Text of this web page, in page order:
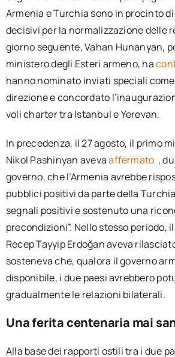
Armenia e Turchia sono in procinto
decisivi per la normalizzazione delle
giorno seguente, Vahan Hunanyan,
ministero degli Esteri armeno, ha
hanno nominato inviati speciali
direzione e concordato
voli charter tra Istanbul e Yerevan.
In precedenza, il 27 agosto, il primo
Nikol Pashinyan avevaaffermato ,
governo, che l’Armenia avrebbe
pubblici positivi da parte della
segnali positivi e sostenuto una
precondizioni”. Nello stesso periodo,
Recep Tayyip Erdoğan aveva
sosteneva che, qualora il governo
disponibile, i due paesi avrebbero
gradualmente le relazioni bilaterali.
Una ferita centenaria mai
Alla base dei rapporti ostili tra i due